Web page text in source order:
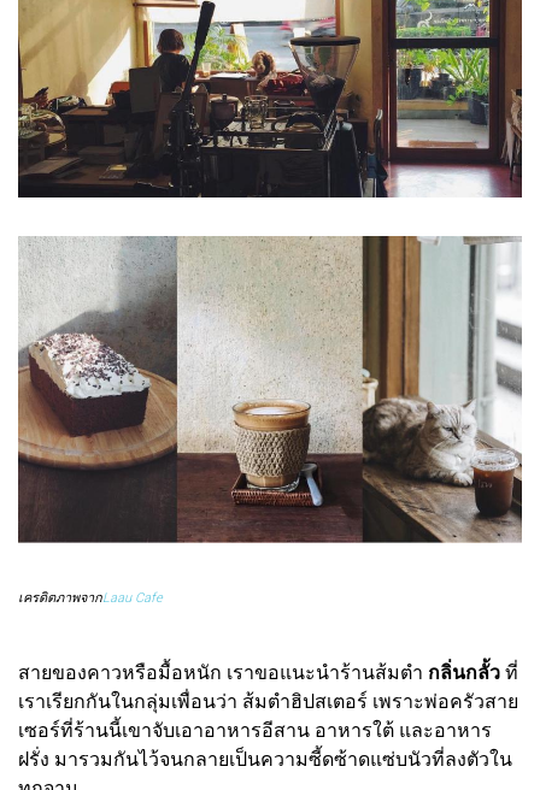
เครดิตภาพจากLaau Cafe
สายของคาวหรือมื้อหนัก เราขอแนะนำร้านส้มตำ กลิ่นกลั้ว ที่
เราเรียกกันในกลุ่มเพื่อนว่า ส้มตำฮิปสเตอร์ เพราะพ่อครัวสาย
เซอร์ที่ร้านนี้เขาจับเอาอาหารอีสาน อาหารใต้ และอาหาร
ฝรั่ง มารวมกันไว้จนกลายเป็นความซี้ดซ้าดแซ่บนัวที่ลงตัวใน